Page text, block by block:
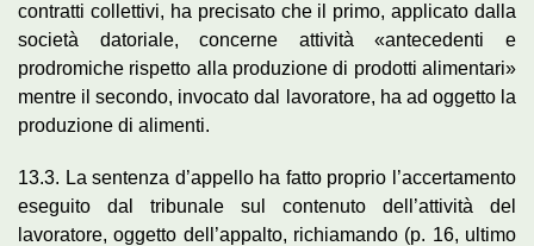
contratti collettivi, ha precisato che il primo, applicato dalla
società datoriale, concerne attività «antecedenti e
prodromiche rispetto alla produzione di prodotti alimentari»
mentre il secondo, invocato dal lavoratore, ha ad oggetto la
produzione di alimenti.
13.3. La sentenza d’appello ha fatto proprio l’accertamento
eseguito dal tribunale sul contenuto dell’attività del
lavoratore, oggetto dell’appalto, richiamando (p. 16, ultimo